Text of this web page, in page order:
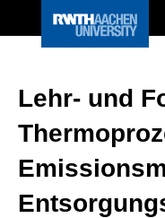
Lehr- und